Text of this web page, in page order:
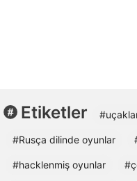
Etiketler
#Rusça dilinde oyunlar
#hacklenmiş oyunlar